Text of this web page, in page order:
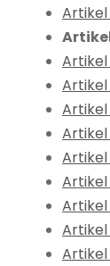
Artikel
Artikel
Artikel
Artikel
Artikel
Artikel
Artikel
Artikel
Artikel
Artikel